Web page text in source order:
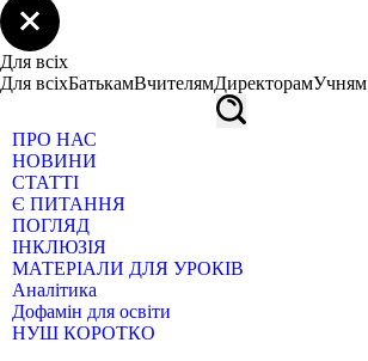
Для всіх
Для всіхБатькамВчителямДиректорамУчням
ПРО НАС
НОВИНИ
СТАТТІ
Є ПИТАННЯ
ПОГЛЯД
ІНКЛЮЗІЯ
МАТЕРІАЛИ ДЛЯ УРОКІВ
Аналітика
Дофамін для освіти
НУШ КОРОТКО